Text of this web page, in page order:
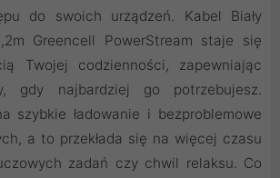
do swoich urządzeń. Kabel Biały
Greencell PowerStream staje się
Twojej codzienności, zapewniając
gdy najbardziej go potrzebujesz.
szybkie ładowanie i bezproblemowe
a to przekłada się na więcej czasu
zadań czy chwil relaksu. Co